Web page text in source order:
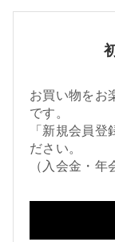
お買い物をお
です。
「新規会員
ださい。
（入会金・年